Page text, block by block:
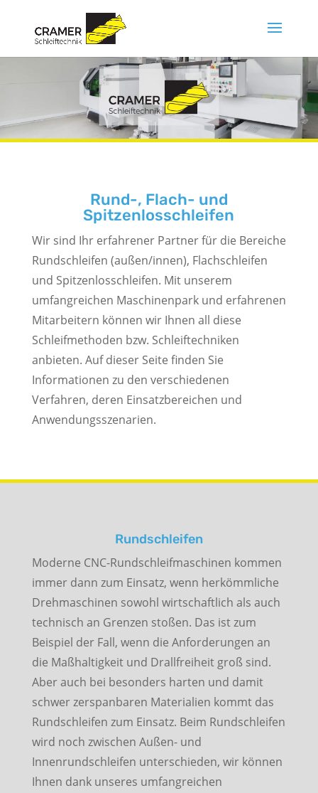
Rund-, Flach- und
Spitzenlosschleifen
Wir sind Ihr erfahrener Partner für die Bereiche
Rundschleifen (außen/innen), Flachschleifen
und Spitzenlosschleifen. Mit unserem
umfangreichen Maschinenpark und erfahrenen
Mitarbeitern können wir Ihnen all diese
Schleifmethoden bzw. Schleiftechniken
anbieten. Auf dieser Seite finden Sie
Informationen zu den verschiedenen
Verfahren, deren Einsatzbereichen und
Anwendungsszenarien.
Rundschleifen
Moderne CNC-Rundschleifmaschinen kommen
immer dann zum Einsatz, wenn herkömmliche
Drehmaschinen sowohl wirtschaftlich als auch
technisch an Grenzen stoßen. Das ist zum
Beispiel der Fall, wenn die Anforderungen an
die Maßhaltigkeit und Drallfreiheit groß sind.
Aber auch bei besonders harten und damit
schwer zerspanbaren Materialien kommt das
Rundschleifen zum Einsatz. Beim Rundschleifen
wird noch zwischen Außen- und
Innenrundschleifen unterschieden, wir können
Ihnen dank unseres umfangreichen